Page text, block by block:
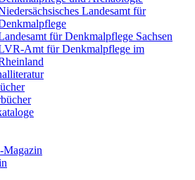
Landesamt für
für Denkmalpflege Sachsen
Amt für Denkmalpflege im
Magazin